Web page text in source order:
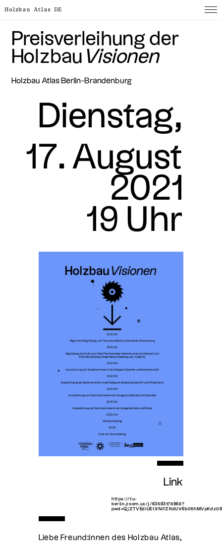
Holzbau Atlas DE
Preisverleihung der
Holzbau Visionen
Holzbau Atlas Berlin-Brandenburg
Dienstag,
17. August
2021
19 Uhr
Link
https://tu-
berlin.zoom.us/j/63593178968?
pwd=QjZTVEdiUEtXNFZRdUV6b05hMVpKdz09
Liebe Freund:innen des Holzbau Atlas,